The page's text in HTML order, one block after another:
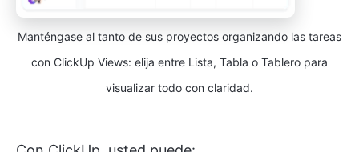
Manténgase al tanto de sus proyectos organizando las tareas
con ClickUp Views: elija entre Lista, Tabla o Tablero para
visualizar todo con claridad.